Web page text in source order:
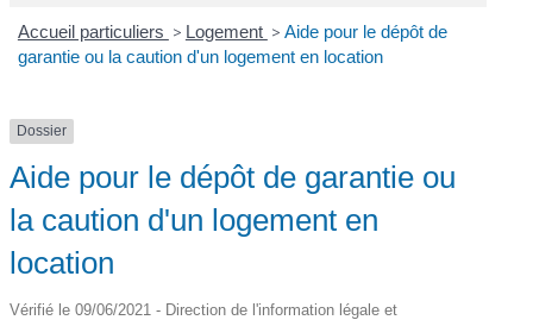
Accueil particuliers > Logement > Aide pour le dépôt de
garantie ou la caution d'un logement en location
Dossier
Aide pour le dépôt de garantie ou
la caution d'un logement en
location
Vérifié le 09/06/2021 - Direction de l'information légale et